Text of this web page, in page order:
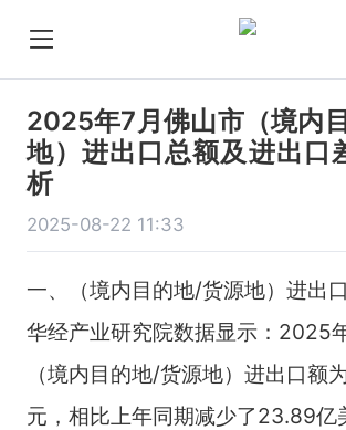
2025年7月佛山市（境内
地）进出口总额及进出口
析
2025-08-22 11:33
一、（境内目的地/货源地）进出
华经产业研究院数据显示：2025
（境内目的地/货源地）进出口额
元，相比上年同期减少了23.89亿